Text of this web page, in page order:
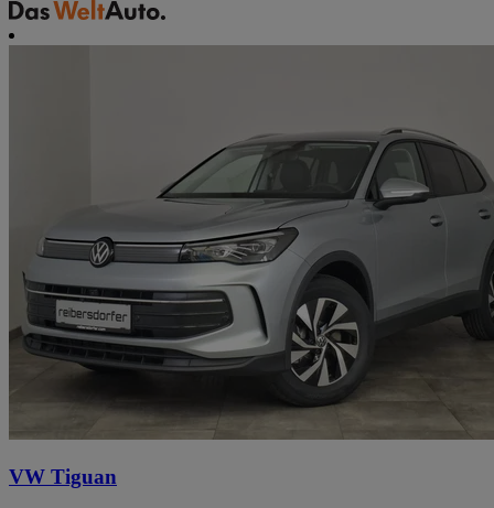
VW Tiguan